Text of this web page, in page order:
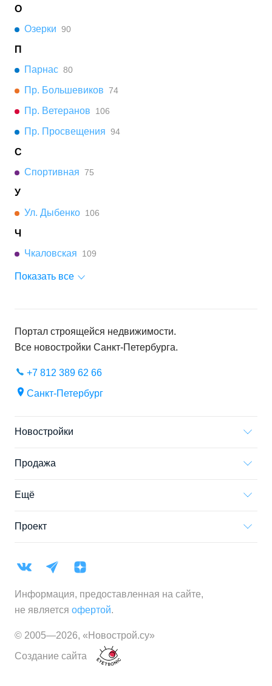
О
Озерки 90
П
Парнас 80
Пр. Большевиков 74
Пр. Ветеранов 106
Пр. Просвещения 94
С
Спортивная 75
У
Ул. Дыбенко 106
Ч
Чкаловская
109
Показать все
Портал строящейся недвижимости.
Все новостройки Санкт-Петербурга.
+7 812 389 62 66
Санкт-Петербург
Новостройки
Продажа
Ещё
Проект
Информация, предоставленная на сайте,
не является офертой.
© 2005—2026, «Новострой.су»
Создание сайта